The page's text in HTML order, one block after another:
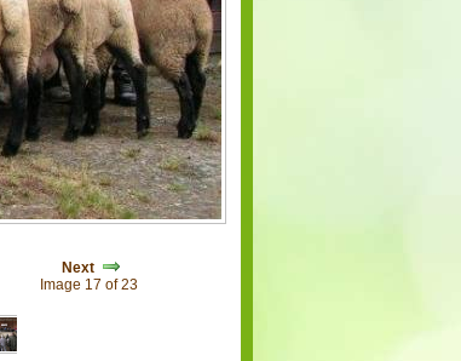
Next
Image 17 of 23